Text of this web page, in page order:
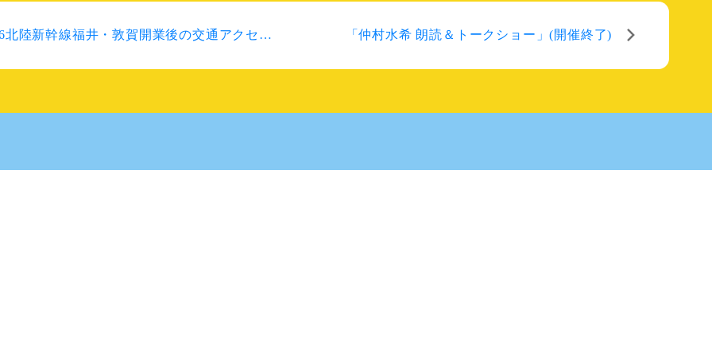
北陸新幹線福井・敦賀開業後の交通アクセス
「仲村水希 朗読＆トークショー」(開催終了)